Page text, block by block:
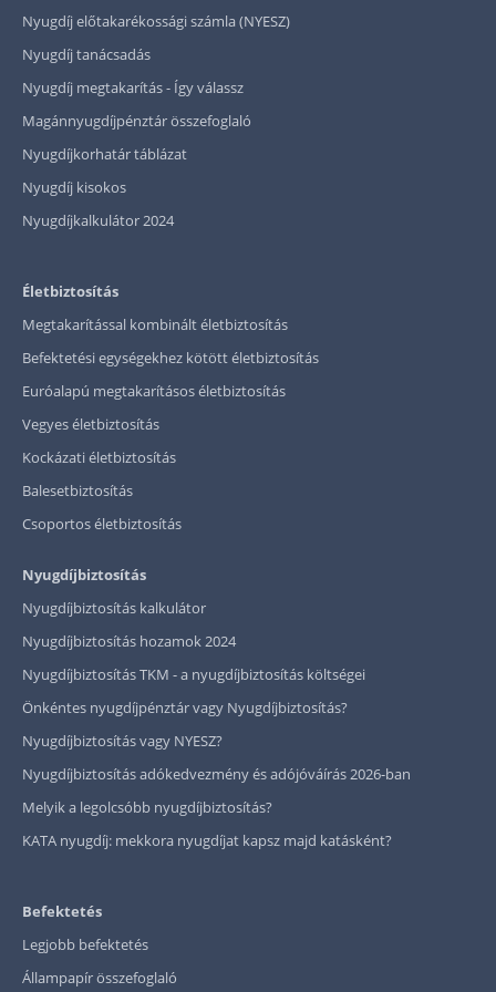
Nyugdíj előtakarékossági számla (NYESZ)
Nyugdíj tanácsadás
Nyugdíj megtakarítás - Így válassz
Magánnyugdíjpénztár összefoglaló
Nyugdíjkorhatár táblázat
Nyugdíj kisokos
Nyugdíjkalkulátor 2024
Életbiztosítás
Megtakarítással kombinált életbiztosítás
Befektetési egységekhez kötött életbiztosítás
Euróalapú megtakarításos életbiztosítás
Vegyes életbiztosítás
Kockázati életbiztosítás
Balesetbiztosítás
Csoportos életbiztosítás
Nyugdíjbiztosítás
Nyugdíjbiztosítás kalkulátor
Nyugdíjbiztosítás hozamok 2024
Nyugdíjbiztosítás TKM - a nyugdíjbiztosítás költségei
Önkéntes nyugdíjpénztár vagy Nyugdíjbiztosítás?
Nyugdíjbiztosítás vagy NYESZ?
Nyugdíjbiztosítás adókedvezmény és adójóváírás 2026-ban
Melyik a legolcsóbb nyugdíjbiztosítás?
KATA nyugdíj: mekkora nyugdíjat kapsz majd katásként?
Befektetés
Legjobb befektetés
Állampapír összefoglaló